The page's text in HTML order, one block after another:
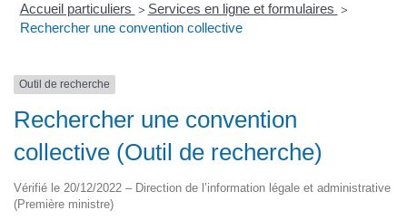
Accueil particuliers > Services en ligne et formulaires >
Rechercher une convention collective
Outil de recherche
Rechercher une convention
collective (Outil de recherche)
Vérifié le 20/12/2022 – Direction de l’information légale et administrative
(Première ministre)